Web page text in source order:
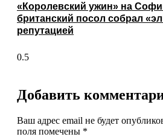
«Королевский ужин» на
британский посол собрал
репутацией
Добавить
Ваш адрес email не будет
поля помечены *